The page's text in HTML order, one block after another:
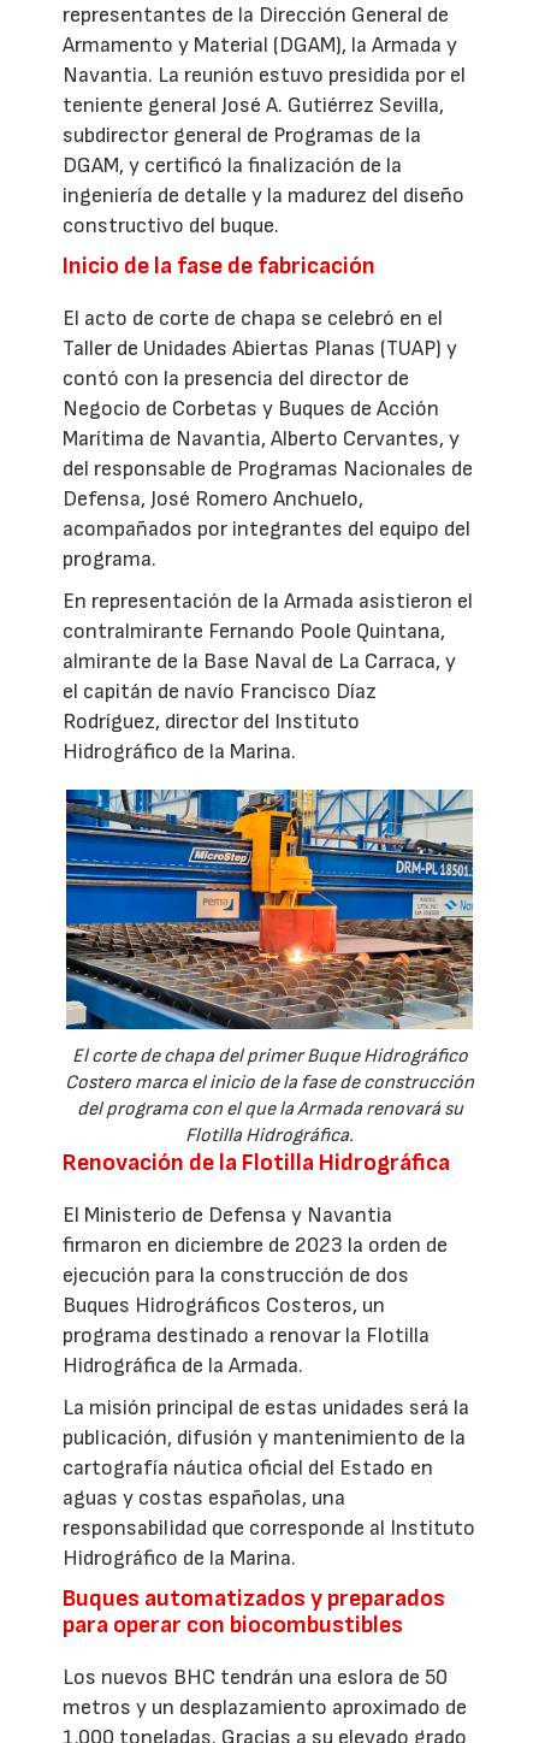
representantes de la Dirección General de
Armamento y Material (DGAM), la Armada y
Navantia. La reunión estuvo presidida por el
teniente general José A. Gutiérrez Sevilla,
subdirector general de Programas de la
DGAM, y certificó la finalización de la
ingeniería de detalle y la madurez del diseño
constructivo del buque.
Inicio de la fase de fabricación
El acto de corte de chapa se celebró en el
Taller de Unidades Abiertas Planas (TUAP) y
contó con la presencia del director de
Negocio de Corbetas y Buques de Acción
Marítima de Navantia, Alberto Cervantes, y
del responsable de Programas Nacionales de
Defensa, José Romero Anchuelo,
acompañados por integrantes del equipo del
programa.
En representación de la Armada asistieron el
contralmirante Fernando Poole Quintana,
almirante de la Base Naval de La Carraca, y
el capitán de navío Francisco Díaz
Rodríguez, director del Instituto
Hidrográfico de la Marina.
El corte de chapa del primer Buque Hidrográfico
Costero marca el inicio de la fase de construcción
del programa con el que la Armada renovará su
Flotilla Hidrográfica.
Renovación de la Flotilla Hidrográfica
El Ministerio de Defensa y Navantia
firmaron en diciembre de 2023 la orden de
ejecución para la construcción de dos
Buques Hidrográficos Costeros, un
programa destinado a renovar la Flotilla
Hidrográfica de la Armada.
La misión principal de estas unidades será la
publicación, difusión y mantenimiento de la
cartografía náutica oficial del Estado en
aguas y costas españolas, una
responsabilidad que corresponde al Instituto
Hidrográfico de la Marina.
Buques automatizados y preparados
para operar con biocombustibles
Los nuevos BHC tendrán una eslora de 50
metros y un desplazamiento aproximado de
1.000 toneladas. Gracias a su elevado grado